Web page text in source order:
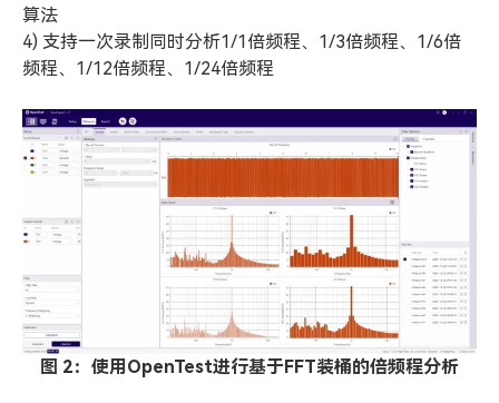
算法
4) 支持一次录制同时分析1/1倍频程、1/3倍频程、1/6倍
频程、1/12倍频程、1/24倍频程
图 2：使用OpenTest进行基于FFT装桶的倍频程分析